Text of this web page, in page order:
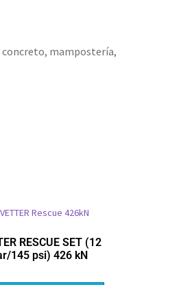
concreto, mampostería,
RESCUE SET (12
145 psi) 426 kN